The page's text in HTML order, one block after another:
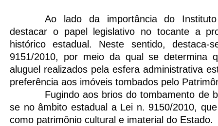
Ao lado da importância do
destacar o papel legislativo no tocante a
histórico estadual. Neste sentido,
9151/2010, por meio da qual se determina
aluguel realizados pela esfera administrativa
preferência aos imóveis tombados pelo
Fugindo aos brios do tombamento de
se no âmbito estadual a Lei n. 9150/2010,
como patrimônio cultural e imaterial do Estado.